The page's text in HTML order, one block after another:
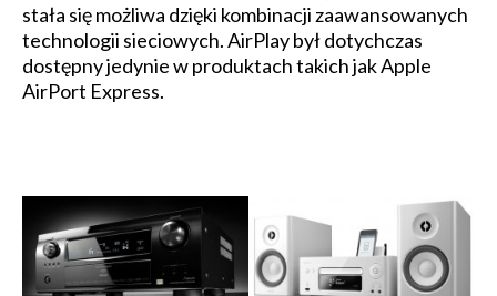
stała się możliwa dzięki kombinacji zaawansowanych
technologii sieciowych. AirPlay był dotychczas
dostępny jedynie w produktach takich jak Apple
AirPort Express.